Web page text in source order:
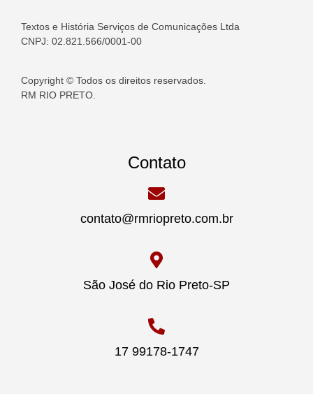
Textos e História Serviços de Comunicações Ltda
CNPJ: 02.821.566/0001-00
Copyright © Todos os direitos reservados.
RM RIO PRETO.
Contato
contato@rmriopreto.com.br
São José do Rio Preto-SP
17 99178-1747